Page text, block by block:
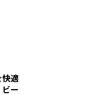
快適
ー